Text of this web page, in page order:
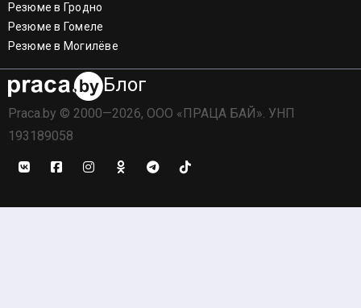
Резюме в Гродно
Резюме в Гомеле
Резюме в Могилёве
Блог
Praca.by © 2000—2026, ООО «ПРАЦА БАЙ». УНП
193189058